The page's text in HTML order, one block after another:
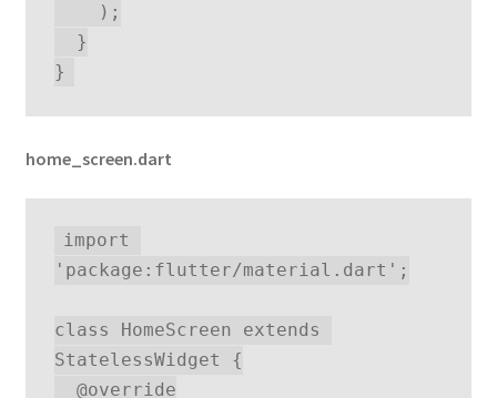
    );
  }
}
home_screen.dart
import
'package:flutter/material.dart';
class HomeScreen extends
StatelessWidget {
  @override